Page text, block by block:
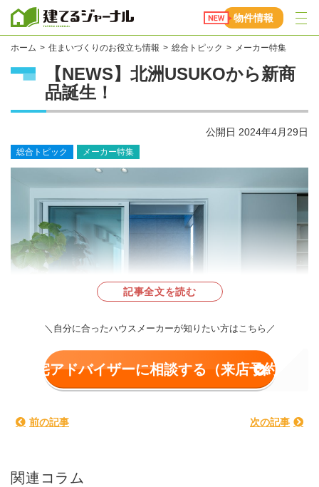
物件情報
ホーム 住まいづくりのお役立ち情報 総合トピック メーカー特集
【NEWS】北洲USUKOから新商
品誕生！
公開日 2024年4月29日
総合トピック メーカー特集
創業より65年。宮城県に本社を置き、地元密着で多くの家
「北洲ハウジング」に続いて2019年に誕生した
し、20～30代子育て層を中心に選ばれてきました。
記事全文を読む
＼自分に合ったハウスメーカーが知りたい方はこちら／
住宅アドバイザーに相談する（来店予約）
前の記事 次の記事
関連コラム